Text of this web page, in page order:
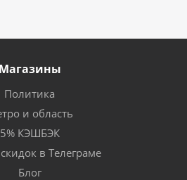
Магазины
Политика
и область
5% КЭШБЭК
в Телеграме
Блог